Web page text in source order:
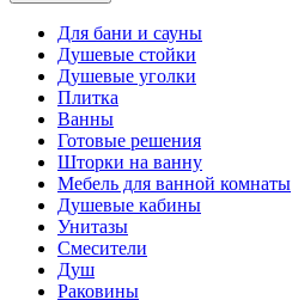
Для бани и сауны
Душевые стойки
Душевые уголки
Плитка
Ванны
Готовые решения
Шторки на ванну
Мебель для ванной комнаты
Душевые кабины
Унитазы
Смесители
Душ
Раковины